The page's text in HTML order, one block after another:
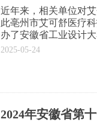
近年来，相关单位对
此亳州市艾可舒医疗
办了安徽省工业设计
计，对推动艾灸器具
2025-05-24
2024年安徽省第